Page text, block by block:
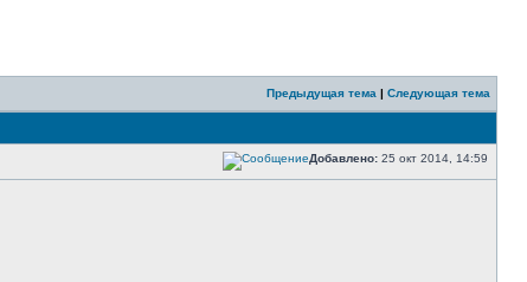
Предыдущая тема | Следующая тема
Добавлено: 25 окт 2014, 14:59